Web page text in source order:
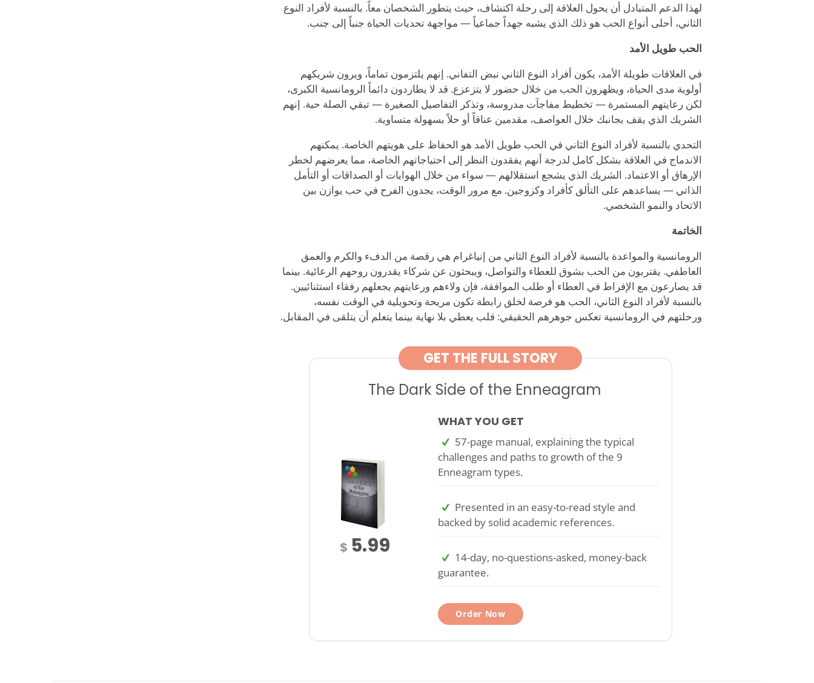
لهذا الدعم المتبادل أن يحول العلاقة إلى رحلة اكتشاف، حيث يتطور الشخصان معاً. بالنسبة لأفراد النوع
الثاني، أحلى أنواع الحب هو ذلك الذي يشبه جهداً جماعياً — مواجهة تحديات الحياة جنباً إلى جنب.
الحب طويل الأمد
في العلاقات طويلة الأمد، يكون أفراد النوع الثاني نبض التفاني. إنهم يلتزمون تماماً، ويرون شريكهم
أولوية مدى الحياة، ويظهرون الحب من خلال حضور لا يتزعزع. قد لا يطاردون دائماً الرومانسية الكبرى،
لكن رعايتهم المستمرة — تخطيط مفاجآت مدروسة، وتذكر التفاصيل الصغيرة — تبقي الصلة حية. إنهم
الشريك الذي يقف بجانبك خلال العواصف، مقدمين عناقاً أو حلاً بسهولة متساوية.
التحدي بالنسبة لأفراد النوع الثاني في الحب طويل الأمد هو الحفاظ على هويتهم الخاصة. يمكنهم
الاندماج في العلاقة بشكل كامل لدرجة أنهم يفقدون النظر إلى احتياجاتهم الخاصة، مما يعرضهم لخطر
الإرهاق أو الاعتماد. الشريك الذي يشجع استقلالهم — سواء من خلال الهوايات أو الصداقات أو التأمل
الذاتي — يساعدهم على التألق كأفراد وكزوجين. مع مرور الوقت، يجدون الفرح في حب يوازن بين
الاتحاد والنمو الشخصي.
الخاتمة
الرومانسية والمواعدة بالنسبة لأفراد النوع الثاني من إنياغرام هي رقصة من الدفء والكرم والعمق
العاطفي. يقتربون من الحب بشوق للعطاء والتواصل، ويبحثون عن شركاء يقدرون روحهم الرعائية. بينما
قد يصارعون مع الإفراط في العطاء أو طلب الموافقة، فإن ولاءهم ورعايتهم يجعلهم رفقاء استثنائيين.
بالنسبة لأفراد النوع الثاني، الحب هو فرصة لخلق رابطة تكون مريحة وتحويلية في الوقت نفسه،
ورحلتهم في الرومانسية تعكس جوهرهم الحقيقي: قلب يعطي بلا نهاية بينما يتعلم أن يتلقى في المقابل.
GET THE FULL STORY
The Dark Side of the Enneagram
$ 5.99
WHAT YOU GET
57-page manual, explaining the typical
challenges and paths to growth of the 9
Enneagram types.
Presented in an easy-to-read style and
backed by solid academic references.
14-day, no-questions-asked, money-back
guarantee.
Order Now